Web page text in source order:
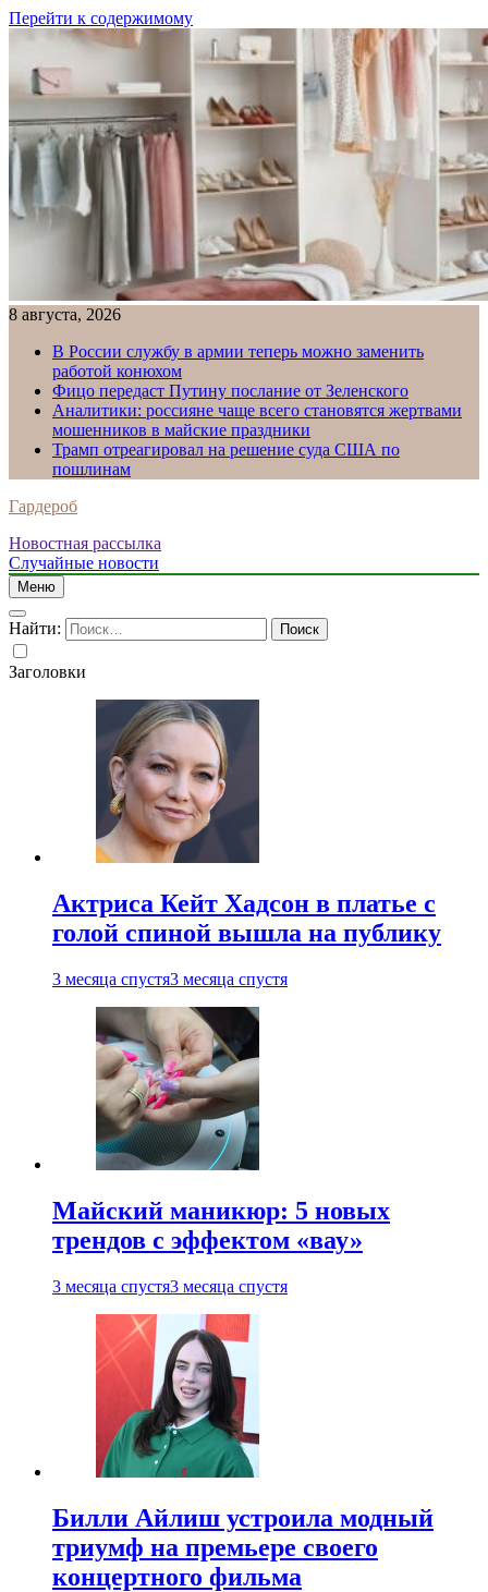
Перейти к содержимому
8 августа, 2026
В России службу в армии теперь можно заменить
работой конюхом
Фицо передаст Путину послание от Зеленского
Аналитики: россияне чаще всего становятся жертвами
мошенников в майские праздники
Трамп отреагировал на решение суда США по
пошлинам
Гардероб
Новостная рассылка
Случайные новости
Меню
Найти:
Заголовки
Актриса Кейт Хадсон в платье с
голой спиной вышла на публику
3 месяца спустя3 месяца спустя
Майский маникюр: 5 новых
трендов с эффектом «вау»
3 месяца спустя3 месяца спустя
Билли Айлиш устроила модный
триумф на премьере своего
концертного фильма